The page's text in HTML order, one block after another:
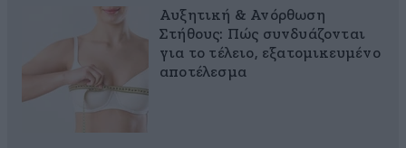
Αυξητική & Ανόρθωση
Στήθους: Πώς συνδυάζονται
για το τέλειο, εξατομικευμένο
αποτέλεσμα